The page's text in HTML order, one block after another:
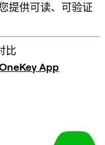
提供可读、可验证
比
App